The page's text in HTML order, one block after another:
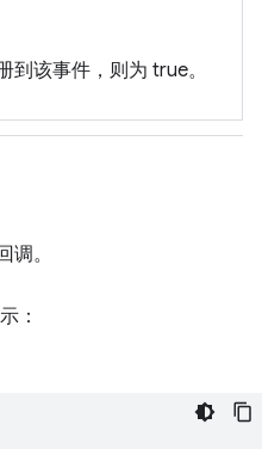
到该事件，则为 true。
。
：